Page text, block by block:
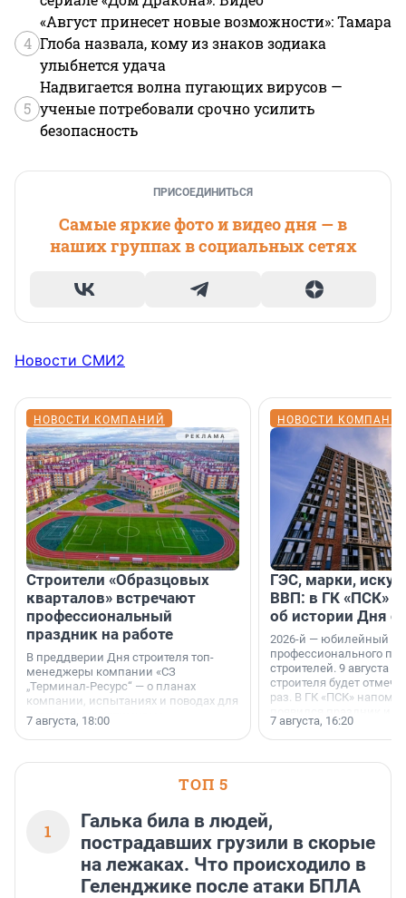
4
«Август принесет новые возможности»: Тамара
Глоба назвала, кому из знаков зодиака
улыбнется удача
5
Надвигается волна пугающих вирусов —
ученые потребовали срочно усилить
безопасность
ПРИСОЕДИНИТЬСЯ
Самые яркие фото и видео дня — в
наших группах в социальных сетях
Новости СМИ2
НОВОСТИ КОМПАНИЙ
Строители «Образцовых
кварталов» встречают
профессиональный
праздник на работе
В преддверии Дня строителя топ-
менеджеры компании «СЗ
„Терминал-Ресурс“ — о планах
компании, испытаниях и поводах для
осторожного оптимизма.
7 августа, 18:00
НОВОСТИ
ГЭС, марки,
ВВП: в ГК «ПСК»
об истории Дня
2026-й — юбилейный
профессионального
строителей. 9 августа
строителя будет
раз. В ГК «ПСК»
поменялась роль
7 августа, 16:20
ТОП 5
1
Галька била в людей,
пострадавших грузили в скорые
на лежаках. Что происходило в
Геленджике после атаки БПЛА